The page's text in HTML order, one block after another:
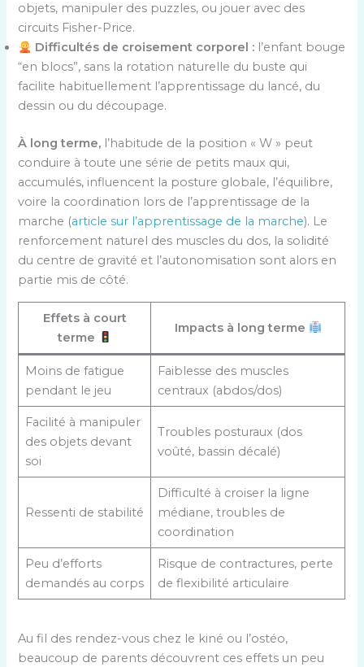
objets, manipuler des puzzles, ou jouer avec des
circuits Fisher-Price.
Difficultés de croisement corporel : l’enfant bouge
“en blocs”, sans la rotation naturelle du buste qui
facilite habituellement l’apprentissage du lancé, du
dessin ou du découpage.
À long terme, l’habitude de la position « W » peut
conduire à toute une série de petits maux qui,
accumulés, influencent la posture globale, l’équilibre,
voire la coordination lors de l’apprentissage de la
marche (article sur l’apprentissage de la marche). Le
renforcement naturel des muscles du dos, la solidité
du centre de gravité et l’autonomisation sont alors en
partie mis de côté.
Effets à court
terme
Impacts à long terme
Moins de fatigue
pendant le jeu
Faiblesse des muscles
centraux (abdos/dos)
Facilité à manipuler
des objets devant
soi
Troubles posturaux (dos
voûté, bassin décalé)
Ressenti de stabilité
Difficulté à croiser la ligne
médiane, troubles de
coordination
Peu d’efforts
demandés au corps
Risque de contractures, perte
de flexibilité articulaire
Au fil des rendez-vous chez le kiné ou l’ostéo,
beaucoup de parents découvrent ces effets un peu